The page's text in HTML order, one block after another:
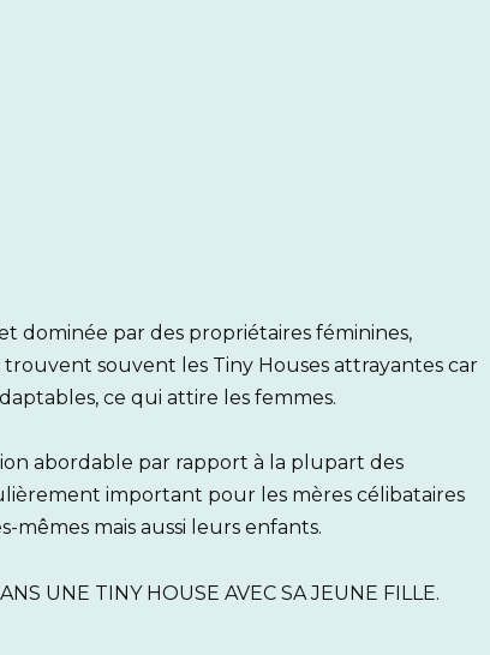
dominée par des propriétaires féminines,
souvent les Tiny Houses attrayantes car
ce qui attire les femmes.
abordable par rapport à la plupart des
important pour les mères célibataires
mais aussi leurs enfants.
UNE TINY HOUSE AVEC SA JEUNE FILLE.